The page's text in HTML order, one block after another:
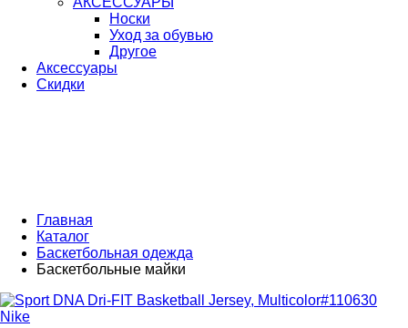
Носки
Уход за обувью
Другое
Аксессуары
Скидки
Главная
Каталог
Баскетбольная одежда
Баскетбольные майки
Nike